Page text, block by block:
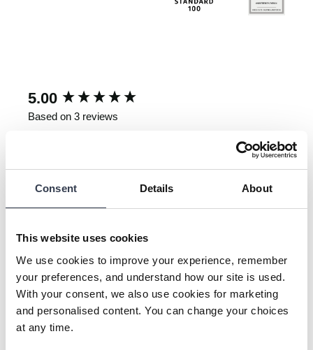
Consent Details About
This website uses cookies
We use cookies to improve your experience, remember
your preferences, and understand how our site is used.
With your consent, we also use cookies for marketing
and personalised content. You can change your choices
at any time.
5.00
Based on 3 reviews
100% rated this product 4-5 stars
Sort
New content loaded